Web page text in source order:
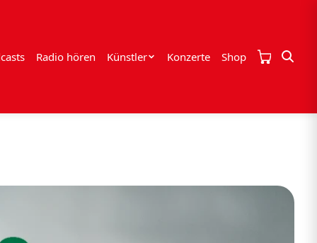
Radio hören Künstler Konzerte Shop